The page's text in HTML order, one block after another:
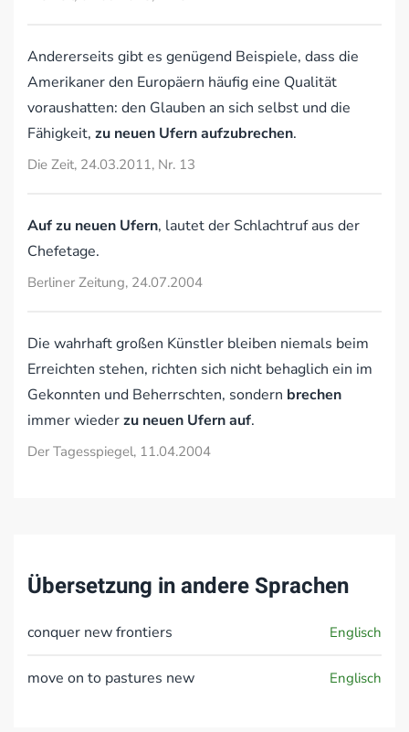
Andererseits gibt es genügend Beispiele, dass die
Amerikaner den Europäern häufig eine Qualität
voraushatten: den Glauben an sich selbst und die
Fähigkeit, zu neuen Ufern aufzubrechen.
Die Zeit, 24.03.2011, Nr. 13
Auf zu neuen Ufern, lautet der Schlachtruf aus der
Chefetage.
Berliner Zeitung, 24.07.2004
Die wahrhaft großen Künstler bleiben niemals beim
Erreichten stehen, richten sich nicht behaglich ein im
Gekonnten und Beherrschten, sondern brechen
immer wiederzu neuen Ufern auf.
Der Tagesspiegel, 11.04.2004
Übersetzung in andere Sprachen
conquer new frontiers Englisch
move on to pastures new Englisch